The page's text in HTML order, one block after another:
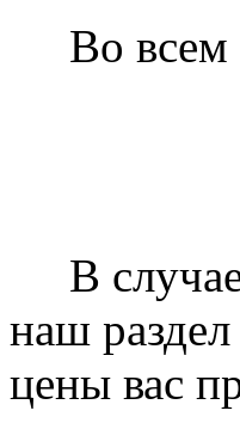
Во всем
В случае,
наш раздел
цены вас